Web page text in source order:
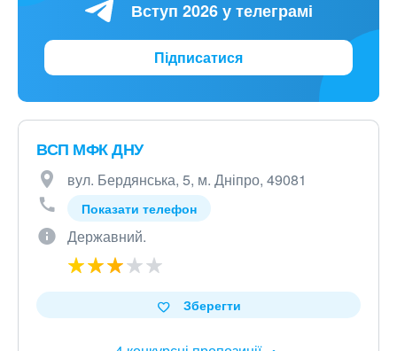
Вступ 2026 у телеграмі
Підписатися
ВСП МФК ДНУ
вул. Бердянська, 5, м. Дніпро, 49081
Показати телефон
Державний.
Зберегти